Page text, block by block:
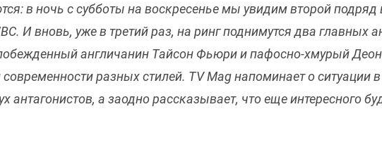
в ночь с субботы на воскресенье мы увидим второй подряд
И вновь, уже в третий раз, на ринг поднимутся два главных
англичанин Тайсон Фьюри и пафосно-хмурый
разных стилей. TV Mag напоминает о ситуации в
а заодно рассказывает, что еще интересного